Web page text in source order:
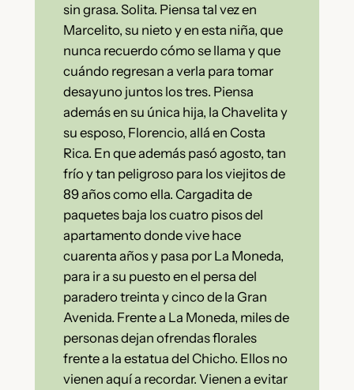
sin grasa. Solita. Piensa tal vez en
Marcelito, su nieto y en esta niña, que
nunca recuerdo cómo se llama y que
cuándo regresan a verla para tomar
desayuno juntos los tres. Piensa
además en su única hija, la Chavelita y
su esposo, Florencio, allá en Costa
Rica. En que además pasó agosto, tan
frío y tan peligroso para los viejitos de
89 años como ella. Cargadita de
paquetes baja los cuatro pisos del
apartamento donde vive hace
cuarenta años y pasa por La Moneda,
para ir a su puesto en el persa del
paradero treinta y cinco de la Gran
Avenida. Frente a La Moneda, miles de
personas dejan ofrendas florales
frente a la estatua del Chicho. Ellos no
vienen aquí a recordar. Vienen a evitar